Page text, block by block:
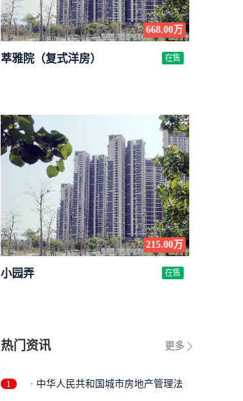
668.00万
萃雅院（复式洋房） 在售
215.00万
小园弄 在售
更多
热门资讯
1 · 中华人民共和国城市房地产管理法